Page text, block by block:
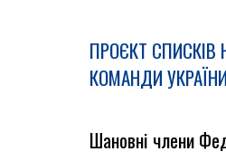
ПРОЄКТ СПИСКІВ
КОМАНДИ
Шановні члени